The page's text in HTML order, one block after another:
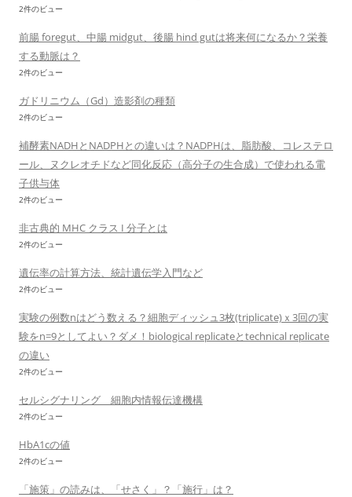
2件のビュー
前腸 foregut、中腸 midgut、後腸 hind gutは将来何になるか？栄養
する動脈は？
2件のビュー
ガドリニウム（Gd）造影剤の種類
2件のビュー
補酵素NADHとNADPHとの違いは？NADPHは、脂肪酸、コレステロ
ール、ヌクレオチドなど同化反応（高分子の生合成）で使われる電
子供与体
2件のビュー
非古典的 MHC クラス I 分子とは
2件のビュー
遺伝率の計算方法、統計遺伝学入門など
2件のビュー
実験の例数nはどう数える？細胞ディッシュ3枚(triplicate)ｘ3回の実
験をn=9としてよい？ダメ！biological replicateとtechnical replicate
の違い
2件のビュー
セルシグナリング 細胞内情報伝達機構
2件のビュー
HbA1cの値
2件のビュー
「施策」の読みは、「せさく」？「施行」は？